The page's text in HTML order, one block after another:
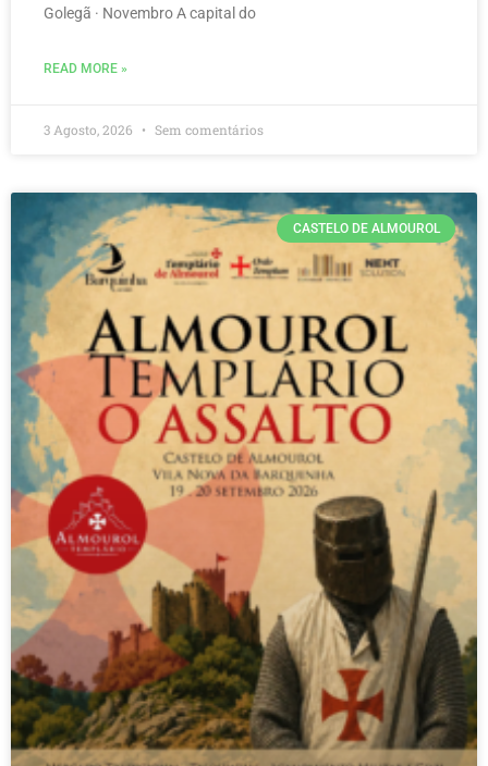
Golegã · Novembro A capital do
READ MORE »
3 Agosto, 2026 Sem comentários
CASTELO DE ALMOUROL